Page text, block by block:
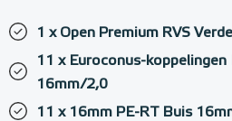
1 x Open Premium RVS
11 x Euroconus-
16mm/2,0
11 x 16mm PE-RT Buis